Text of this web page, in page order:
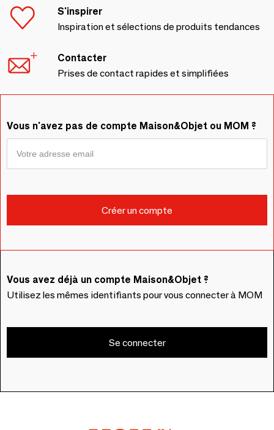
S'inspirer
Inspiration et sélections de produits tendances
Contacter
Prises de contact rapides et simplifiées
Vous n'avez pas de compte Maison&Objet ou MOM ?
Vous avez déjà un compte Maison&Objet ?
Utilisez les mêmes identifiants pour vous connecter à MOM
Se connecter